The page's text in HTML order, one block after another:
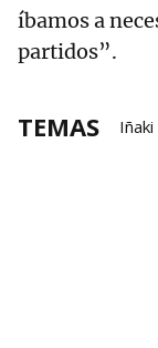
íbamos a
partidos”.
TEMAS